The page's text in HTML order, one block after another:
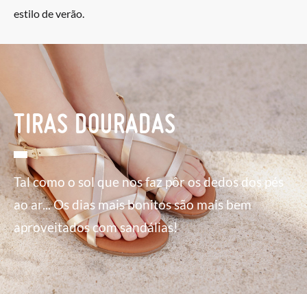
estilo de verão.
TIRAS DOURADAS
Tal como o sol que nos faz pôr os dedos dos pés
ao ar... Os dias mais bonitos são mais bem
aproveitados com sandálias!